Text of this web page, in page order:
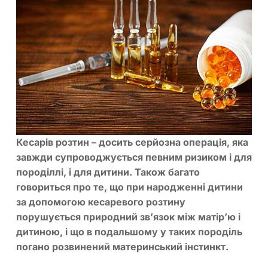
Кесарів розтин – досить серйозна операція, яка
завжди супроводжується певним ризиком і для
породіллі, і для дитини. Також багато
говориться про те, що при народженні дитини
за допомогою кесаревого розтину
порушується природний зв’язок між матір’ю і
дитиною, і що в подальшому у таких породіль
погано розвинений материнський інстинкт.